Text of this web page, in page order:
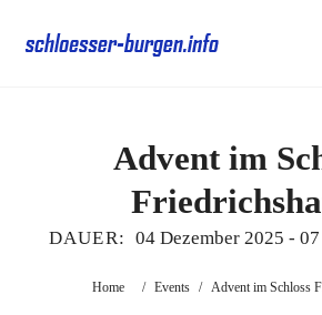
Advent im
DAUER: 04 Dezember 2025 -
Home / Events / Advent im Schloss